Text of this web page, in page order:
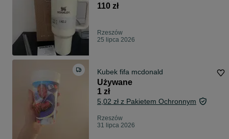
110 zł
Rzeszów
25 lipca 2026
Kubek fifa mcdonald
Używane
1 zł
5,02 zł z Pakietem Ochronnym
Rzeszów
31 lipca 2026